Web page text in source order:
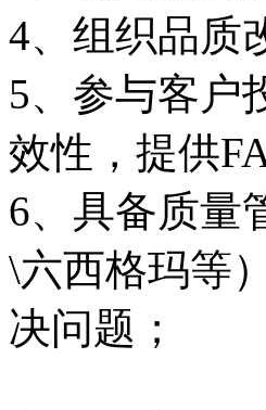
4、组织品质
5、参与客户
效性，提供
6、具备质量
\六西格玛等
决问题；